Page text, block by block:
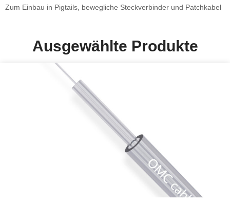
Zum Einbau in Pigtails, bewegliche Steckverbinder und Patchkabel
Ausgewählte Produkte